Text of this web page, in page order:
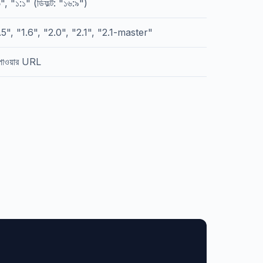
"১:১" (ডিফল্ট: "১৬:৯")
"1.6", "2.0", "2.1", "2.1-master"
URL